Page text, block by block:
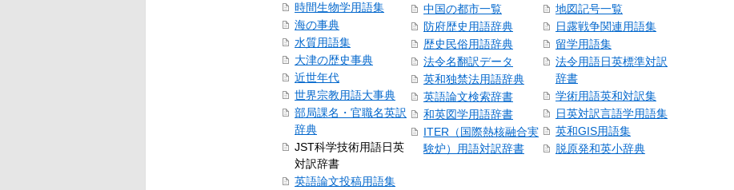
時間生物学用語集
海の事典
水質用語集
大津の歴史事典
近世年代
世界宗教用語大事典
部局課名・官職名英訳
辞典
JST科学技術用語日英
対訳辞書
英語論文投稿用語集
中国の都市一覧
防府歴史用語辞典
歴史民俗用語辞典
法令名翻訳データ
英和独禁法用語辞典
英語論文検索辞書
和英図学用語辞書
ITER（国際熱核融合実
験炉）用語対訳辞書
地図記号一覧
日露戦争関連用語集
留学用語集
法令用語日英標準対訳
辞書
学術用語英和対訳集
日英対訳言語学用語集
英和GIS用語集
脱原発和英小辞典